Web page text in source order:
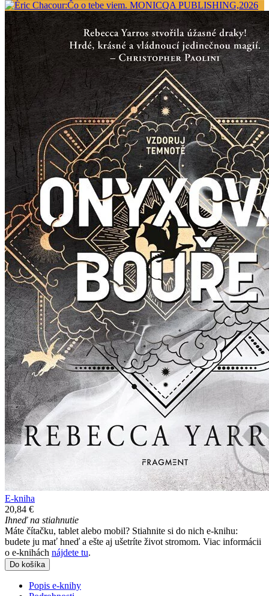
E-kniha
20,84 €
Ihneď na stiahnutie
Máte čítačku, tablet alebo mobil? Stiahnite si do nich e-knihu:
budete ju mať hneď a ešte aj ušetríte život stromom. Viac informácii
o e-knihách nájdete tu.
Do košíka
Popis e-knihy